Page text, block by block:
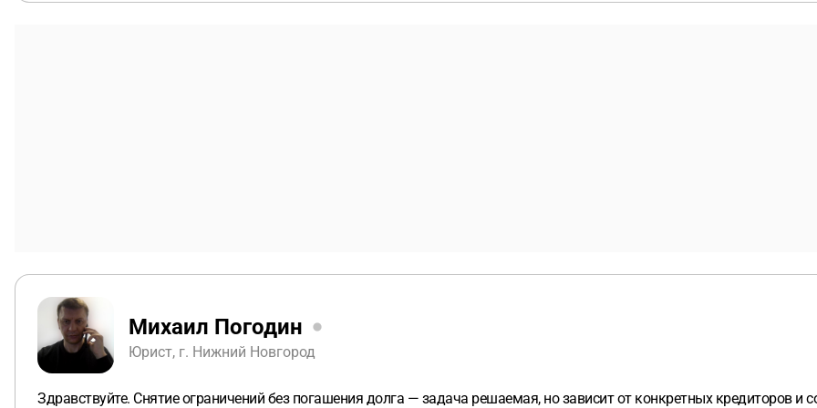
Михаил Погодин
Юрист, г. Нижний Новгород
Здравствуйте. Снятие ограничений без погашения долга — задача решаемая, но зависит от конкретных кредиторов и